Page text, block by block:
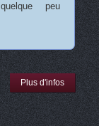
peu
Plus d'infos